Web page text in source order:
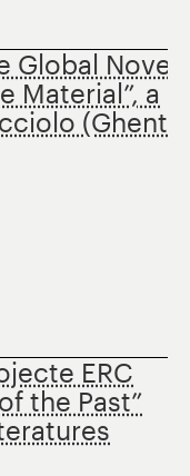
Global Novel
Material”, a
(Ghent
ERC
the Past”